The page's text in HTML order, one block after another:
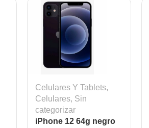
Celulares Y Tablets,
Celulares, Sin
categorizar
iPhone 12 64g negro